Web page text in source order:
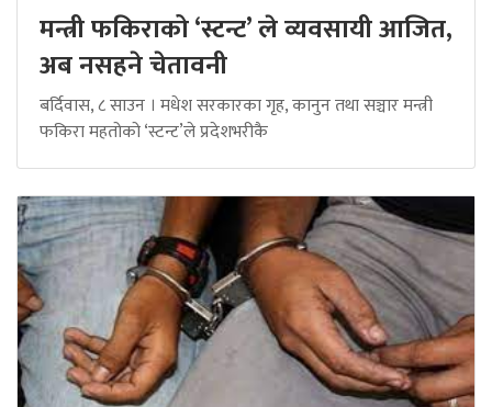
मन्त्री फकिराको ‘स्टन्ट’ ले व्यवसायी आजित,
अब नसहने चेतावनी
बर्दिवास, ८ साउन । मधेश सरकारका गृह, कानुन तथा सञ्चार मन्त्री
फकिरा महतोको ‘स्टन्ट’ले प्रदेशभरीकै